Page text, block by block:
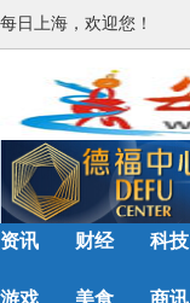
每日上海，欢迎您！
资讯 财经 科技
游戏 美食 商讯